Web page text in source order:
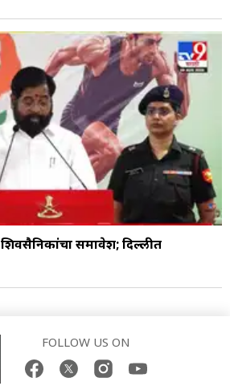
समावेश; दिल्लीत
FOLLOW US ON